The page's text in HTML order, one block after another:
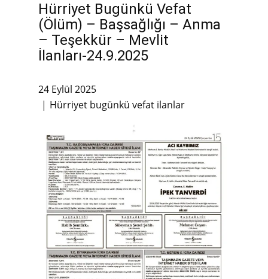
Hürriyet Bugünkü Vefat
(Ölüm) – Başsağlığı – Anma
– Teşekkür – Mevlit
İlanları-24.9.2025
24 Eylül 2025
Hürriyet bugünkü vefat ilanlar